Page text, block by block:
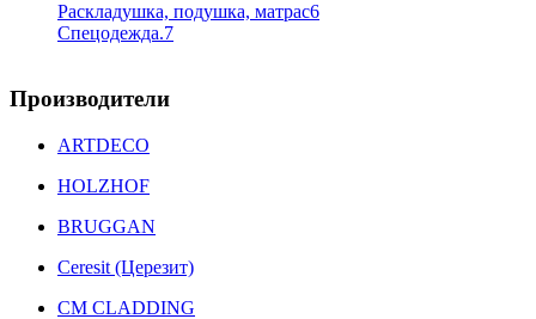
Раскладушка, подушка, матрас6
Спецодежда.7
Производители
ARTDECO
HOLZHOF
BRUGGAN
Ceresit (Церезит)
CM CLADDING